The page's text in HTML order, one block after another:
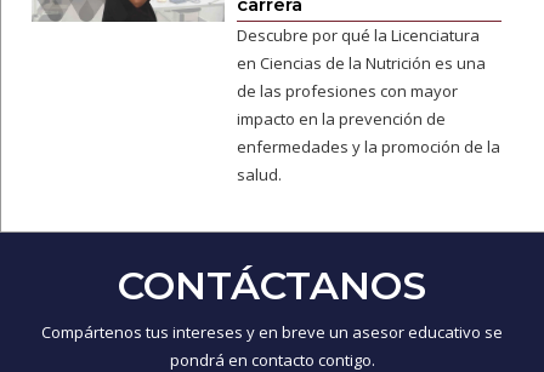
Descubre por qué la Licenciatura
en Ciencias de la Nutrición es una
de las profesiones con mayor
impacto en la prevención de
enfermedades y la promoción de la
salud.
CONTÁCTANOS
Compártenos tus intereses y en breve un asesor educativo se
pondrá en contacto contigo.